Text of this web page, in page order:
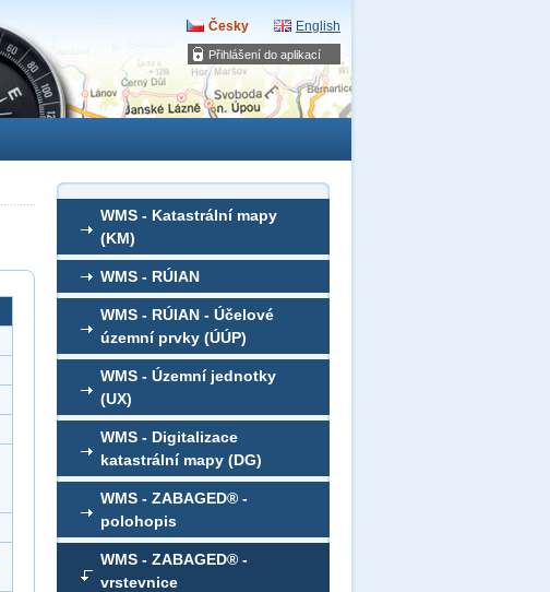
Přihlášení do aplikací
Česky English
WMS - Katastrální mapy
(KM)
WMS - RÚIAN
WMS - RÚIAN - Účelové
územní prvky (ÚÚP)
WMS - Územní jednotky
(UX)
WMS - Digitalizace
katastrální mapy (DG)
WMS - ZABAGED® -
polohopis
WMS - ZABAGED® -
vrstevnice